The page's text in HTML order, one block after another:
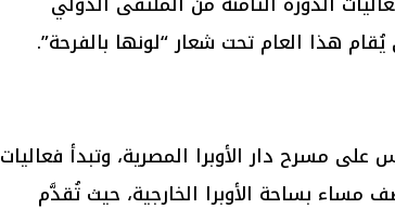
هذا العام تحت شعار “لونها بالفرحة”.
مسرح دار الأوبرا المصرية، وتبدأ فعاليات
مساء بساحة الأوبرا الخارجية، حيث تُقدَّم